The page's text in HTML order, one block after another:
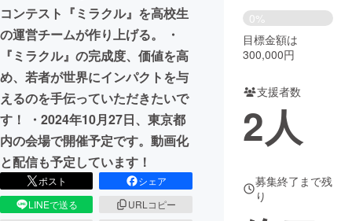
まちづくり・地域活性化
CAMPFIRE for Social Good
CAMPFIRE Creation
CAMPFIREふるさと納税machi-ya コミュニティ
コンテスト『ミラクル』を高校生
の運営チームが作り上げる。 ・
『ミラクル』の完成度、価値を高
め、若者が世界にインパクトを与
えるのを手伝っていただきたいで
す！ ・2024年10月27日、東京都
内の会場で開催予定です。動画化
と配信も予定しています！
ポスト
シェア
LINEで送る
URLコピー
0%
目標金額は
300,000円
支援者数
2人
募集終了まで残
り